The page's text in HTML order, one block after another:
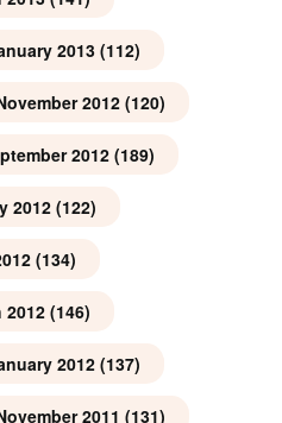
2013(112)
2012 (120)
2012 (189)
2012 (122)
(134)
2012 (146)
2012(137)
2011 (131)